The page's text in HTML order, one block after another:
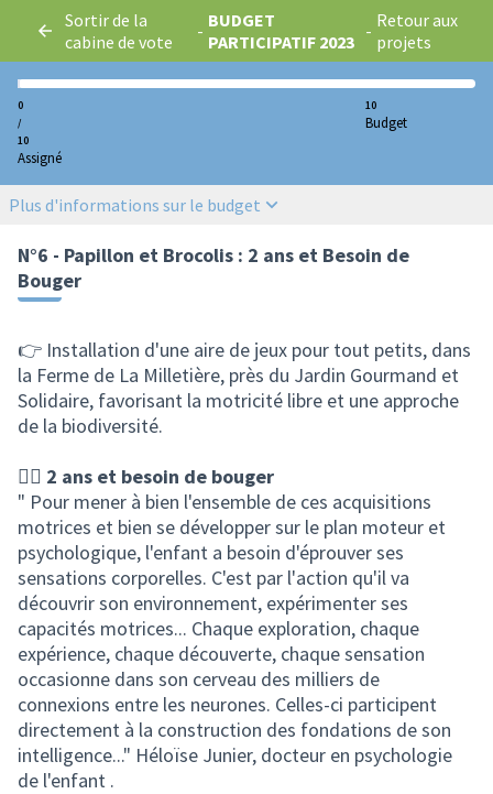
Sortir de la
cabine de vote
- BUDGET
PARTICIPATIF 2023 - Retour aux
projets
0
/
10
Assigné
10
Budget
Plus d'informations sur le budget
N°6 - Papillon et Brocolis : 2 ans et Besoin de
Bouger
👉 Installation d'une aire de jeux pour tout petits, dans
la Ferme de La Milletière, près du Jardin Gourmand et
Solidaire, favorisant la motricité libre et une approche
de la biodiversité.
🏃‍♀️ 2 ans et besoin de bouger
" Pour mener à bien l'ensemble de ces acquisitions
motrices et bien se développer sur le plan moteur et
psychologique, l'enfant a besoin d'éprouver ses
sensations corporelles. C'est par l'action qu'il va
découvrir son environnement, expérimenter ses
capacités motrices... Chaque exploration, chaque
expérience, chaque découverte, chaque sensation
occasionne dans son cerveau des milliers de
connexions entre les neurones. Celles-ci participent
directement à la construction des fondations de son
intelligence..." Héloïse Junier, docteur en psychologie
de l'enfant .